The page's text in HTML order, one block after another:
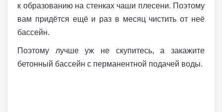
к образованию на стенках чаши плесени. Поэтому
вам придётся ещё и раз в месяц чистить от неё
бассейн.
Поэтому лучше уж не скупитесь, а закажите
бетонный бассейн с перманентной подачей воды.